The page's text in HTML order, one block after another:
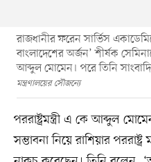
রাজধানীর ফরেন সার্ভিস
বাংলাদেশের অর্জন’ শীর্ষক
আব্দুল মোমেন। পরে তিনি
মন্ত্রণালয়ের সৌজন্যে
পররাষ্ট্রমন্ত্রী এ কে আব্দুল
সম্ভাবনা নিয়ে রাশিয়ার